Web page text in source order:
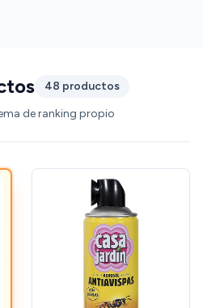
48 productos
de ranking propio